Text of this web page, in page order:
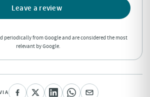
Leave a review
periodically from Google and are considered the most
relevant by Google.